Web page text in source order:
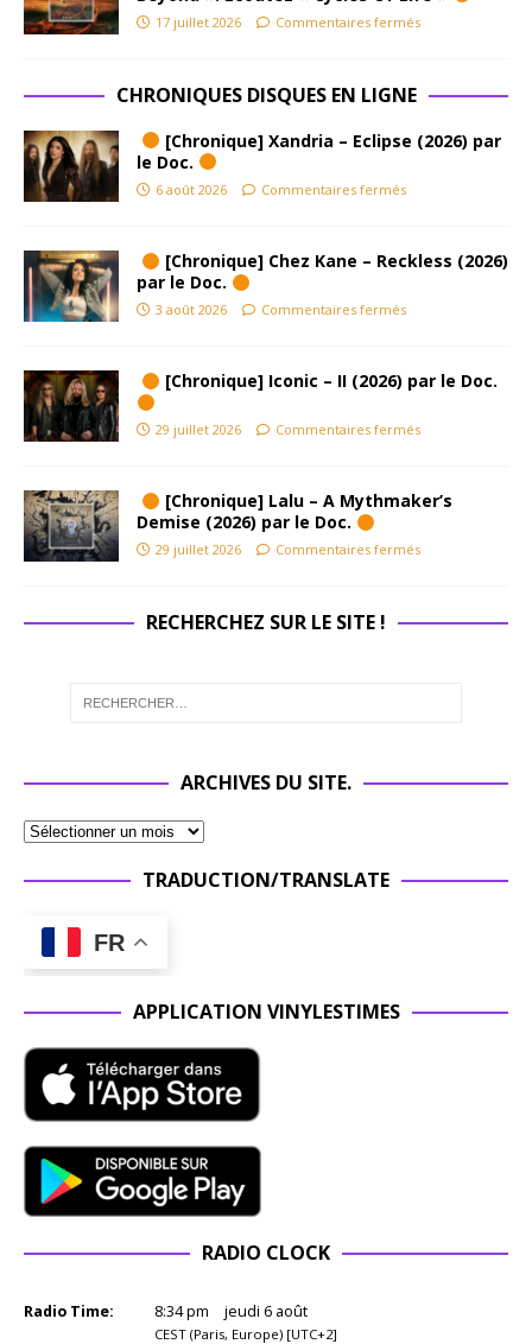
17 juillet 2026 Commentaires fermés
CHRONIQUES DISQUES EN LIGNE
[Chronique] Xandria – Eclipse (2026) par
le Doc.
6 août 2026 Commentaires fermés
[Chronique] Chez Kane – Reckless (2026)
par le Doc.
3 août 2026 Commentaires fermés
[Chronique] Iconic – II (2026) par le Doc.
29 juillet 2026 Commentaires fermés
[Chronique] Lalu – A Mythmaker’s
Demise (2026) par le Doc.
29 juillet 2026 Commentaires fermés
RECHERCHEZ SUR LE SITE !
ARCHIVES DU SITE.
TRADUCTION/TRANSLATE
FR
APPLICATION VINYLESTIMES
RADIO CLOCK
Radio Time: 8:34pm jeudi 6 août
CEST (Paris, Europe) [UTC+2]